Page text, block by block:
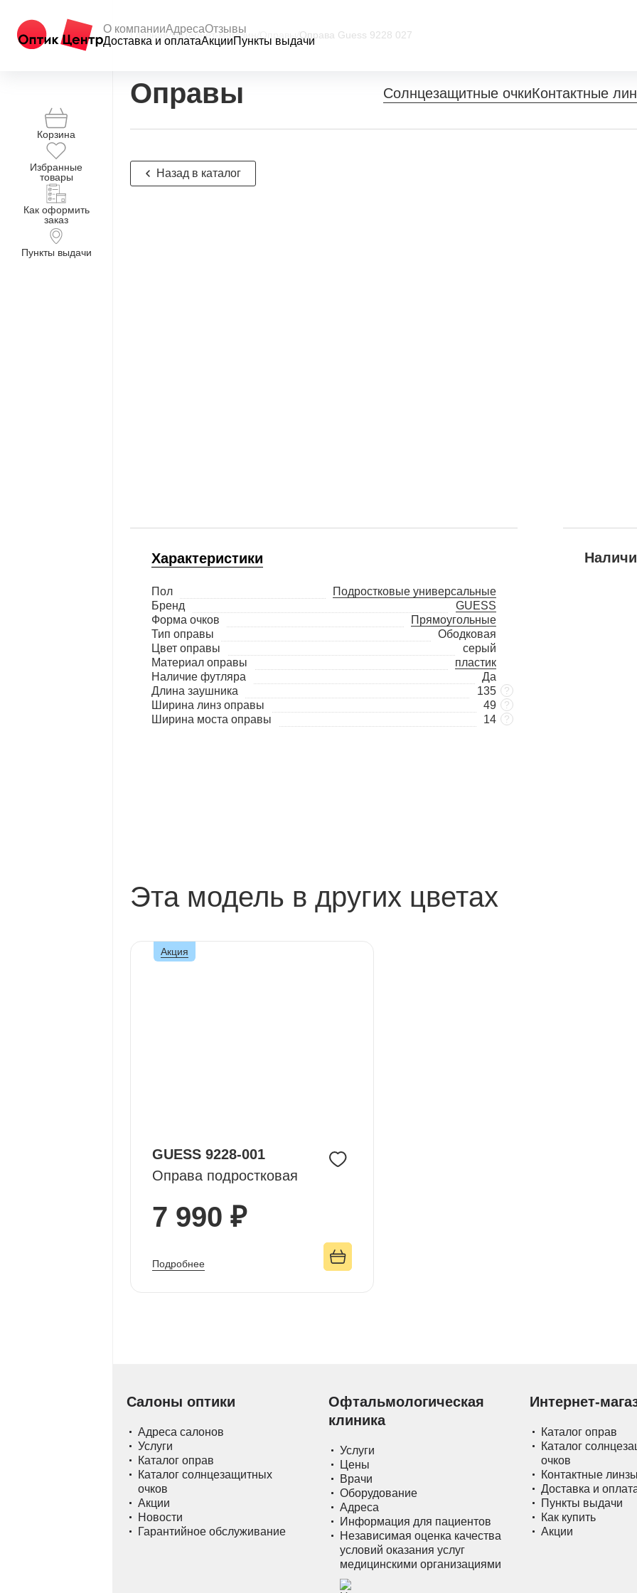
О компанииАдресаОтзывы
Доставка и оплатаАкцииПункты выдачи
Корзина
Избранные
товары
Как оформить
заказ
Пункты выдачи
Главная Интернет-магазин Оправа Guess 9228 027
Оправы Солнцезащитные очкиКонтактные
Назад в каталог
Характеристики
Пол
Подростковые универсальные
Бренд
GUESS
Форма очков
Прямоугольные
Тип оправы
Ободковая
Цвет оправы
серый
Материал оправы
пластик
Наличие футляра
Да
Длина заушника
135 ?
Ширина линз оправы 49 ?
Ширина моста оправы 14 ?
Эта модель в других цветах
GUESS 9228-001
Оправа подростковая
7 990 ₽
Подробнее
Акция
Салоны оптики
Адреса салонов
Услуги
Каталог оправ
Каталог солнцезащитных
очков
Акции
Новости
Гарантийное обслуживание
Офтальмологическая
клиника
Услуги
Цены
Врачи
Оборудование
Адреса
Информация для пациентов
Независимая оценка качества
условий оказания услуг
медицинскими организациями
Интернет-
Каталог оправ
Каталог
очков
Контактные линзы
Доставка и
Пункты выдачи
Как купить
Акции